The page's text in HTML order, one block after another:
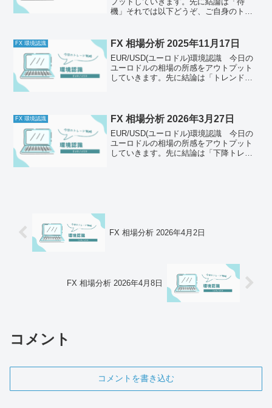
機」それでは以下どうぞ、ご自身のトレ
問題ない状態。睡眠もちゃんと取れて、
食事もOK。メンタルは安定...
FX 環境認識 FX 相場分析 2025年11月17日
EUR/USD(ユーロドル)環境認識 今日の
ユーロドルの相場の所感をアウトプット
していきます。先に結論は「トレンド転
て一緒に確認して...
FX 環境認識 FX 相場分析 2026年3月27日
EUR/USD(ユーロドル)環境認識 今日の
ユーロドルの相場の所感をアウトプット
していきます。先に結論は「下降トレン
FX 相場分析 2026年4月2日
FX 相場分析 2026年4月8日
コメント
コメントを書き込む